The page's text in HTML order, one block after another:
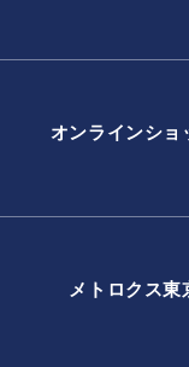
オンラインショ
メトロクス東